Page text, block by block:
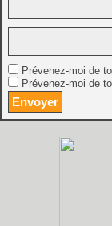
Prévenez-moi de
Prévenez-moi de